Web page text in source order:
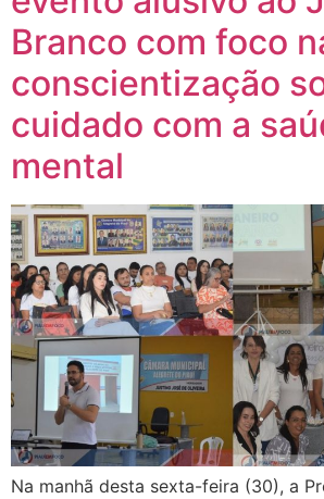
Branco com foco
conscientização
cuidado com a
mental
Na manhã desta sexta-feira (30), a